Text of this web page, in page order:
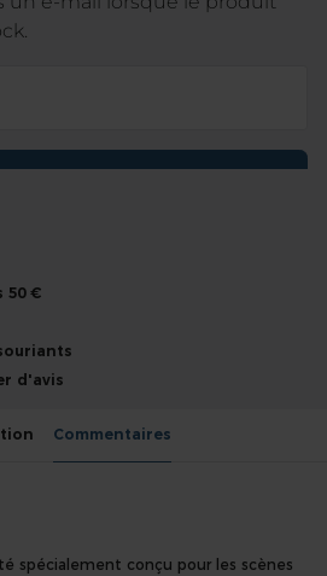
50 €
d'avis
Commentaires
spécialement conçu pour les scènes